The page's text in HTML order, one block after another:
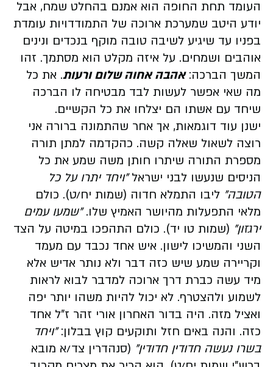
העומד תחת החופה הוא אמנם בהחלט שמח, אבל
יודע היטב שמערכת ארוכה של התמודדויות עומדת
בפניו עד שיגיע לשיבה טובה מוקף בנכדים ונינים
אוהבים ושמחים. על איזה מקלט הוא מסתמך. זהו
המשך הברכה:אהבה אחוה שלום ורעות. את כל
מה שאי אפשר לעשות לבד מבטיחה לו הברכה
שיחד עם אשתו הם יצלחו את כל הקשיים.
ישנן עוד דוגמאות, אך אחר שהתמונה ברורה אני
רוצה לשאול שאלה קשה. כהקדמה למתן תורה
מספרת התורה שיתרו חותן משה שמע את כל
הניסים שנעשו לבני ישראל"ויחד יתרו על כל
הטובה" ליבו התמלא חדוה (שמות יח/ט). כולם
מלאי התפעלות מהיושר האמיץ שלו."שמעו עמים
ירגזון" (שמות טו יד). כולם התהפכו במיטה על הצד
השני והמשיכו לישון. איש אחד נכבד עם מעמד
וקריירה שמע שיש כזה דבר ולא נותר אדיש אלא
מיד עשה כברת דרך ארוכה למדבר לבוא לראות
לשמוע ולהצטרף. לא יכול להיות משהו יותר יפה
ואציל מזה. היה בדור האחרון אורי זהר ז"ל אחד
כזה. והנה באים חזל ותוקעים קוץ בבלון:"ויחד
בשרו נעשה חדודין חדודין" (סנהדרין צד/א מובא